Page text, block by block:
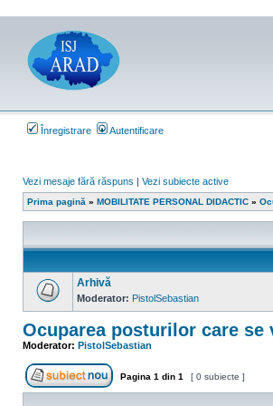
Înregistrare Autentificare
Vezi mesaje fără răspuns | Vezi subiecte active
Prima pagină » MOBILITATE PERSONAL DIDACTIC »
mesaje
necitite
Arhivă
Moderator: PistolSebastian
Ocuparea posturilor care se
Moderator: PistolSebastian
Scrie un subiect nou
Pagina 1 din 1 [ 0 subiecte ]